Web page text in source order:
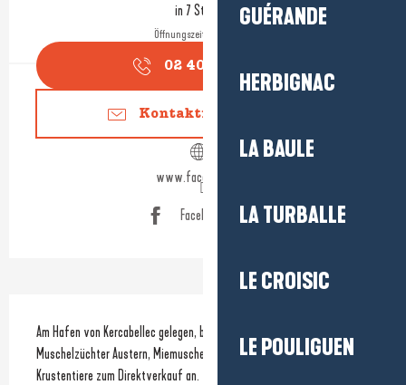
GUÉRANDE
HERBIGNAC
LA BAULE
LA TURBALLE
LE CROISIC
LE POULIGUEN
in 7 Stunden
Öffnungszeiten ansehen
02 40 42 53
Kontaktieren Sie uns
www.facebook.com
Facebook Seite
Beschreibung
Am Hafen von Kercabellec gelegen, bietet dieser Austern- und
Muschelzüchter Austern, Miemuscheln, Muscheln, Schalen- und
Krustentiere zum Direktverkauf an.